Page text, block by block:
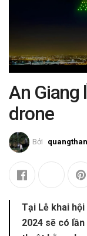
An Giang
drone
Bởi
Tại Lễ khai hội
2024 sẽ có